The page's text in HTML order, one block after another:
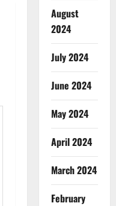
August
2024
July 2024
June 2024
May 2024
April 2024
March 2024
February